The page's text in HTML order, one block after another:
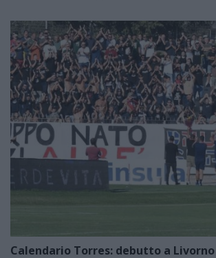
Calendario Torres: debutto a